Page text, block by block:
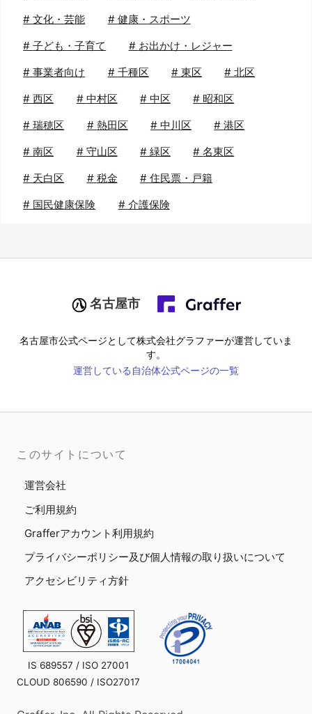
#文化・芸能 # 健康・スポーツ
#子ども・子育て # お出かけ・レジャー
#事業者向け # 千種区 # 東区 #北区
#西区 # 中村区 # 中区 # 昭和区
#瑞穂区 # 熱田区 # 中川区 #港区
#南区 # 守山区 # 緑区 #名東区
# 天白区 # 税金 # 住民票・戸籍
# 国民健康保険 # 介護保険
名古屋市
名古屋市公式ページとして株式会社グラファーが運営していま
す。
運営している自治体公式ページの一覧
このサイトについて
運営会社
ご利用規約
Grafferアカウント利用規約
プライバシーポリシー及び個人情報の取り扱いについて
アクセシビリティ方針
IS 689557 / ISO 27001
CLOUD 806590 / ISO27017